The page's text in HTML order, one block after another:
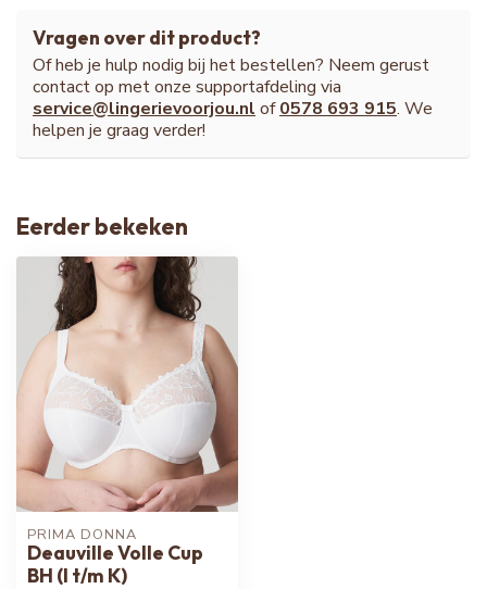
Vragen over dit product?
Of heb je hulp nodig bij het bestellen? Neem gerust
contact op met onze supportafdeling via
service@lingerievoorjou.nl of0578 693 915. We
helpen je graag verder!
Eerder bekeken
PRIMA DONNA
Deauville Volle Cup
BH (I t/m K)